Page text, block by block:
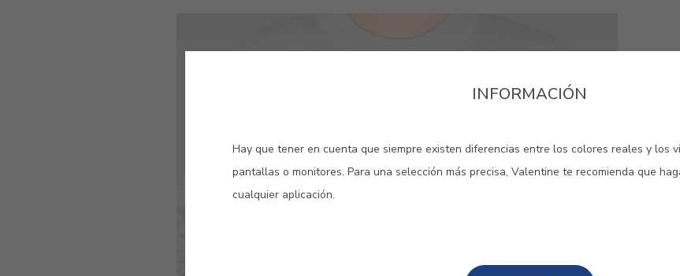
INFORMACIÓN
Hay que tener en cuenta que siempre existen diferencias entre los colores reales y los
pantallas o monitores. Para una selección más precisa, Valentine te recomienda que
cualquier aplicación.